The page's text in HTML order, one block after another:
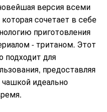
версия всеми
сочетает в себе
приготовления
- тританом. Этот
подходит для
предоставляя
идеально